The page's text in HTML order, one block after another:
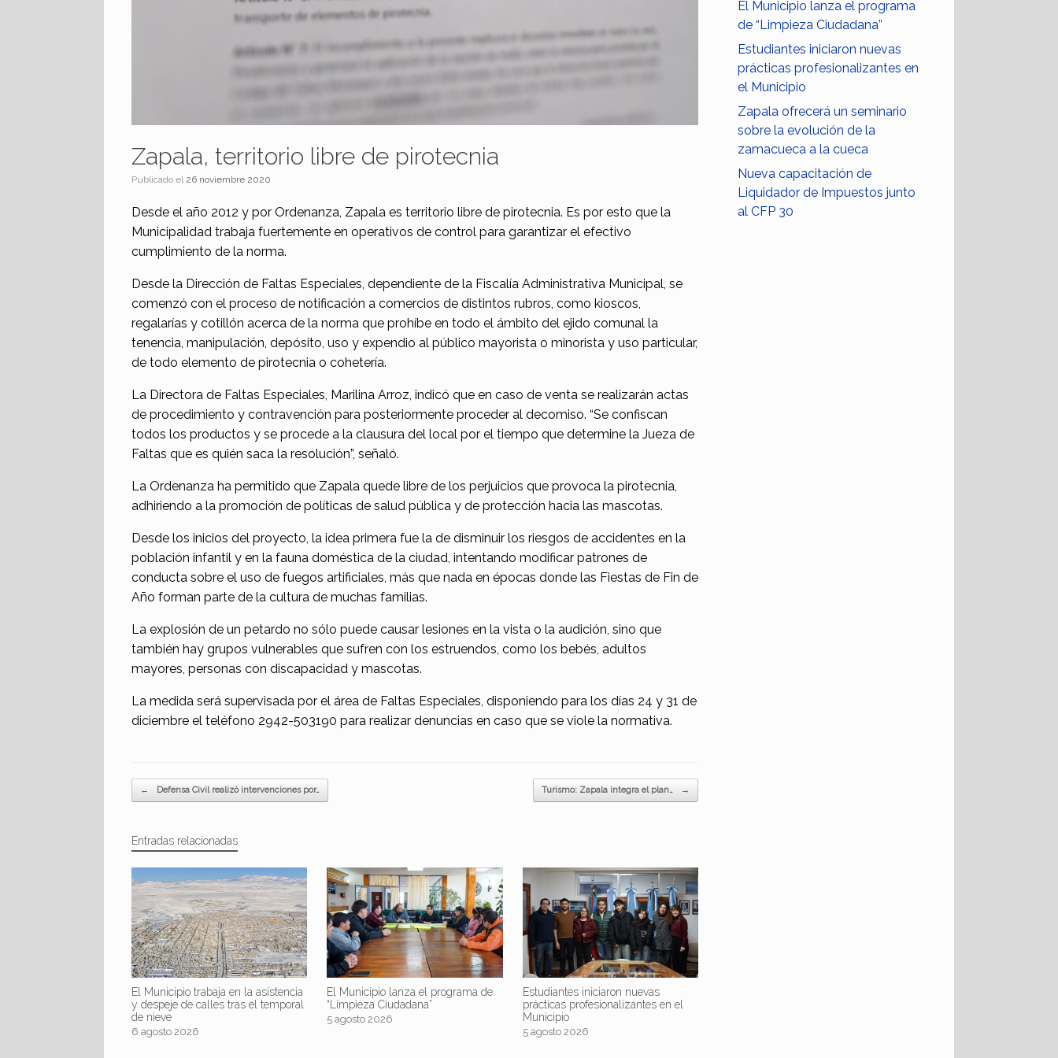
Zapala, territorio libre de pirotecnia
Publicado el 26 noviembre 2020
Desde el año 2012 y por Ordenanza, Zapala es territorio libre de pirotecnia. Es por esto que la
Municipalidad trabaja fuertemente en operativos de control para garantizar el efectivo
cumplimiento de la norma.
Desde la Dirección de Faltas Especiales, dependiente de la Fiscalía Administrativa Municipal, se
comenzó con el proceso de notificación a comercios de distintos rubros, como kioscos,
regalarías y cotillón acerca de la norma que prohíbe en todo el ámbito del ejido comunal la
tenencia, manipulación, depósito, uso y expendio al público mayorista o minorista y uso particular,
de todo elemento de pirotecnia o cohetería.
La Directora de Faltas Especiales, Marilina Arroz, indicó que en caso de venta se realizarán actas
de procedimiento y contravención para posteriormente proceder al decomiso. “Se confiscan
todos los productos y se procede a la clausura del local por el tiempo que determine la Jueza de
Faltas que es quién saca la resolución”, señaló.
La Ordenanza ha permitido que Zapala quede libre de los perjuicios que provoca la pirotecnia,
adhiriendo a la promoción de políticas de salud pública y de protección hacia las mascotas.
Desde los inicios del proyecto, la idea primera fue la de disminuir los riesgos de accidentes en la
población infantil y en la fauna doméstica de la ciudad, intentando modificar patrones de
conducta sobre el uso de fuegos artificiales, más que nada en épocas donde las Fiestas de Fin de
Año forman parte de la cultura de muchas familias.
La explosión de un petardo no sólo puede causar lesiones en la vista o la audición, sino que
también hay grupos vulnerables que sufren con los estruendos, como los bebés, adultos
mayores, personas con discapacidad y mascotas.
La medida será supervisada por el área de Faltas Especiales, disponiendo para los días 24 y 31 de
diciembre el teléfono 2942-503190 para realizar denuncias en caso que se viole la normativa.
Navegador de artículos
← Defensa Civil realizó intervenciones por… Turismo: Zapala integra el plan… →
Entradas relacionadas
El Municipio trabaja en la asistencia
y despeje de calles tras el temporal
de nieve
6 agosto 2026
El Municipio lanza el programa de
“Limpieza Ciudadana”
5 agosto 2026
Estudiantes iniciaron nuevas
prácticas profesionalizantes en el
Municipio
5 agosto 2026
El Municipio lanza el programa
de “Limpieza Ciudadana”
Estudiantes iniciaron nuevas
prácticas profesionalizantes en
el Municipio
Zapala ofrecerá un seminario
sobre la evolución de la
zamacueca a la cueca
Nueva capacitación de
Liquidador de Impuestos junto
al CFP 30